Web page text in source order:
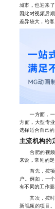
城市，也迎来了
因此对视频后
差异较大，给客
一方面，一
方面，大型专
选择适合自己
主流机构的
合肥的视频
来说，常见的
首先，按项
户。例如，一
有不同的工作
其次，按时
新视频的项目